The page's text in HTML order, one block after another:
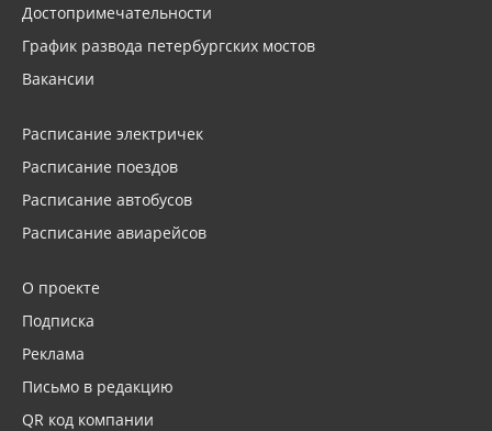
Достопримечательности
График развода петербургских мостов
Вакансии
Расписание электричек
Расписание поездов
Расписание автобусов
Расписание авиарейсов
О проекте
Подписка
Реклама
Письмо в редакцию
QR код компании